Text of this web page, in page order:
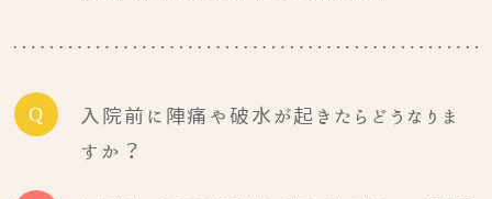
Q
入院前に陣痛や破水が起きたらどうなりま
すか？